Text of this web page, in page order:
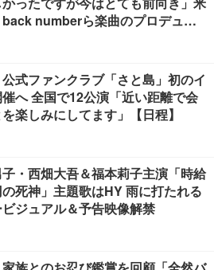
numberら楽曲のプロデュー
式ファンクラブ「さと島」初のイ
へ 全国で12公演「近い距離で会
楽しみにしてます」【日程】
・西畑大吾＆福本莉子主演「時給
死神」主題歌はHY 雨に打たれる
ジュアル＆予告映像解禁